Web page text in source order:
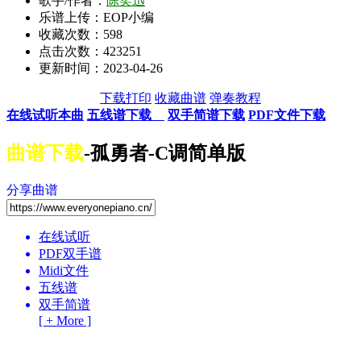
乐谱上传：EOP小编
收藏次数： 598
点击次数：423251
更新时间：2023-04-26
下载打印 收藏曲谱 弹奏教程
在线试听本曲 五线谱下载 双手简谱下载 PDF文件下载
曲谱下载-孤勇者-C调简单版
分享曲谱
在线试听
PDF双手谱
Midi文件
五线谱
双手简谱
[ + More ]